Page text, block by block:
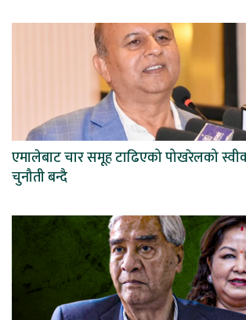
एमालेबाट चार समूह टाढिएको पोखरेलको
चुनौती बन्दै